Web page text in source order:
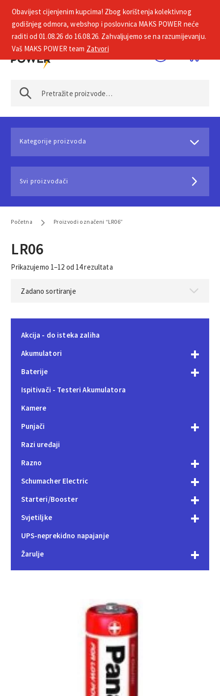
+385 1 2002 575
Kategorije proizvoda
Svi proizvođači
Početna Proizvodi označeni “LR06”
LR06
Prikazujemo 1–12 od 14 rezultata
Akcija - do isteka zaliha
Akumulatori
Baterije
Ispitivači - Testeri Akumulatora
Kamere
Punjači
Razi uređaji
Razno
Schumacher Electric
Starteri/Booster
Svjetiljke
UPS-neprekidno napajanje
Žarulje
Obavijest cijenjenim kupcima! Zbog korištenja kolektivnog
godišnjeg odmora, webshop i poslovnica MAKS POWER neće
raditi od 01.08.26 do 16.08.26. Zahvaljujemo se na razumijevanju.
Vaš MAKS POWER team Zatvori